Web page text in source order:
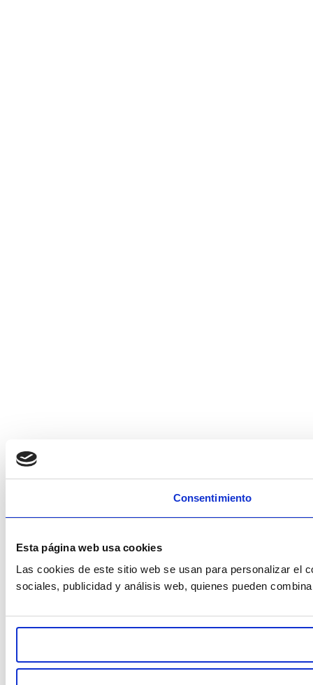
Consentimiento
Esta página web usa cookies
Las cookies de este sitio web se usan para personalizar el
sociales, publicidad y análisis web, quienes pueden